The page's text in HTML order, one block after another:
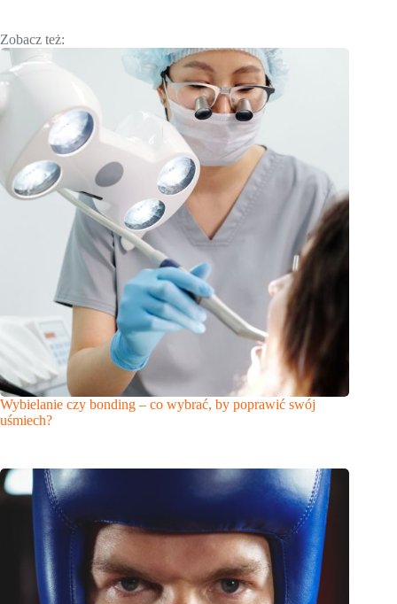
Zobacz też:
Wybielanie czy bonding – co wybrać, by poprawić swój
uśmiech?